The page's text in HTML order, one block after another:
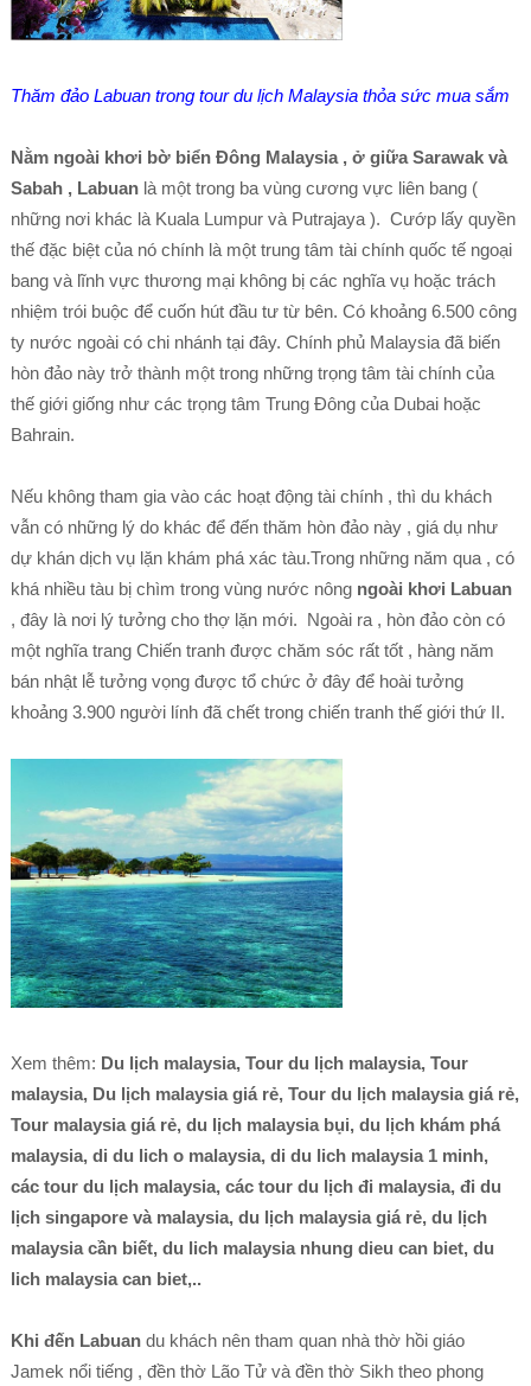
Thăm đảo Labuan trong tour du lịch Malaysia thỏa sức mua sắm
Nằm ngoài khơi bờ biển Đông Malaysia , ở giữa Sarawak và
Sabah , Labuan là một trong ba vùng cương vực liên bang (
những nơi khác là Kuala Lumpur và Putrajaya ). Cướp lấy quyền
thế đặc biệt của nó chính là một trung tâm tài chính quốc tế ngoại
bang và lĩnh vực thương mại không bị các nghĩa vụ hoặc trách
nhiệm trói buộc để cuốn hút đầu tư từ bên. Có khoảng 6.500 công
ty nước ngoài có chi nhánh tại đây. Chính phủ Malaysia đã biến
hòn đảo này trở thành một trong những trọng tâm tài chính của
thế giới giống như các trọng tâm Trung Đông của Dubai hoặc
Bahrain.
Nếu không tham gia vào các hoạt động tài chính , thì du khách
vẫn có những lý do khác để đến thăm hòn đảo này , giá dụ như
dự khán dịch vụ lặn khám phá xác tàu.Trong những năm qua , có
khá nhiều tàu bị chìm trong vùng nước nông ngoài khơi Labuan
, đây là nơi lý tưởng cho thợ lặn mới. Ngoài ra , hòn đảo còn có
một nghĩa trang Chiến tranh được chăm sóc rất tốt , hàng năm
bán nhật lễ tưởng vọng được tổ chức ở đây để hoài tưởng
khoảng 3.900 người lính đã chết trong chiến tranh thế giới thứ II.
Xem thêm: Du lịch malaysia, Tour du lịch malaysia, Tour
malaysia, Du lịch malaysia giá rẻ, Tour du lịch malaysia giá rẻ,
Tour malaysia giá rẻ, du lịch malaysia bụi, du lịch khám phá
malaysia, di du lich o malaysia, di du lich malaysia 1 minh,
các tour du lịch malaysia, các tour du lịch đi malaysia, đi du
lịch singapore và malaysia, du lịch malaysia giá rẻ, du lịch
malaysia cần biết, du lich malaysia nhung dieu can biet, du
lich malaysia can biet,..
Khi đến Labuandu khách nên tham quan nhà thờ hồi giáo
Jamek nổi tiếng , đền thờ Lão Tử và đền thờ Sikh theo phong